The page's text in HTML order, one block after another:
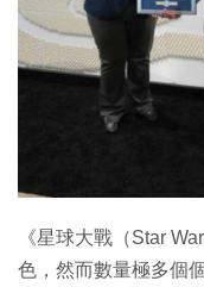
《星球大戰（Star
色，然而數量極多個